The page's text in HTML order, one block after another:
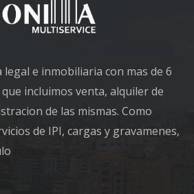
e inmobiliaria con mas de 6
incluimos venta, alquiler de
de las mismas. Como
de IPI, cargas y gravamenes,